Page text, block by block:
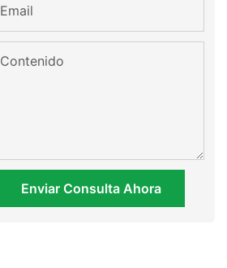
Email
Contenido
Enviar Consulta Ahora